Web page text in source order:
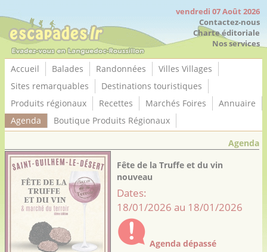
vendredi 07 Août 2026
Contactez-nous
Charte éditoriale
Nos services
Accueil Balades Randonnées
Villes Villages
Sites remarquables
Destinations touristiques
Produits régionaux
Recettes Marchés Foires
Annuaire
Agenda
Boutique Produits Régionaux
Agenda
Fête de la Truffe et du vin
nouveau
Dates:
18/01/2026 au 18/01/2026
Agenda dépassé